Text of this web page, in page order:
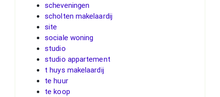
scheveningen
scholten makelaardij
site
sociale woning
studio
studio appartement
t huys makelaardij
te huur
te koop